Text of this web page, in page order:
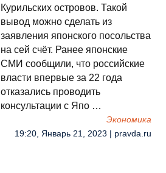
Курильских островов. Такой
вывод можно сделать из
заявления японского посольства
на сей счёт. Ранее японские
СМИ сообщили, что российские
власти впервые за 22 года
отказались проводить
консультации с Япо …
Экономика
19:20, Январь 21, 2023 | pravda.ru